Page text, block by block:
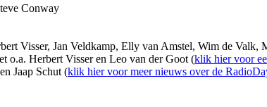
Conway
Visser, Jan Veldkamp, Elly van Amstel, Wim de Valk,
o.a. Herbert Visser en Leo van der Goot (klik hier voor
Jaap Schut (klik hier voor meer nieuws over de